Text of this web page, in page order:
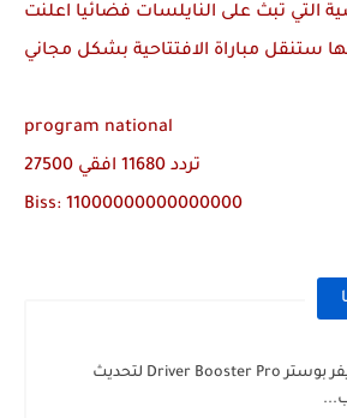
التي تبث على النايلسات فضائيا اعلنت
ستنقل مباراة الافتتاحية بشكل مجاني
تردد 11680 افقي 27500
Biss: 11000000000000000
تحميل برنامج درايفر بوستر Driver Booster Pro لتحديث